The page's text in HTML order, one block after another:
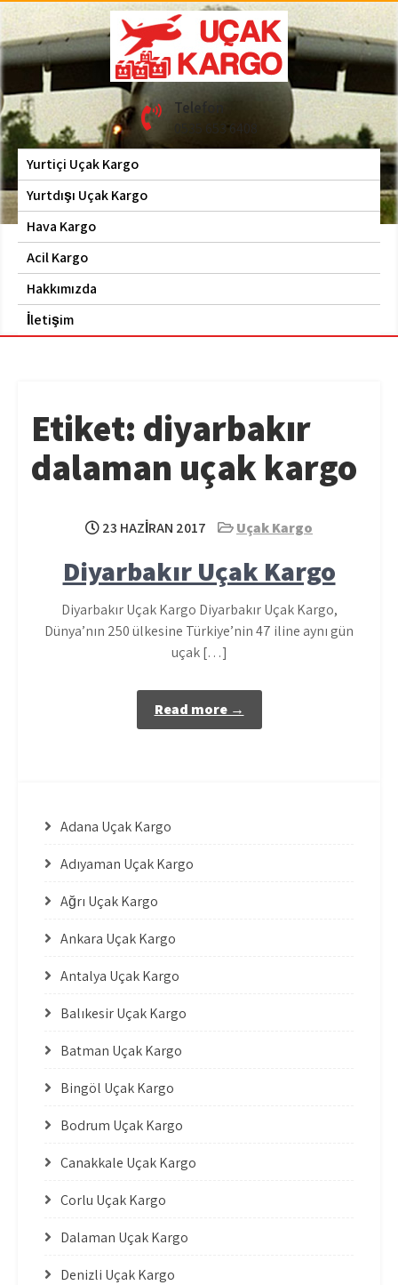
Skip
to
content
Hava Kargo | Acil Kargo
| 0535 653 6408
Uçak Kargo Telefon
0535 653 6408
Yurtiçi Uçak Kargo
Yurtdışı Uçak Kargo
Hava Kargo
Acil Kargo
Hakkımızda
İletişim
Etiket: diyarbakır
dalaman uçak kargo
23 HAZIRAN 2017 Uçak Kargo
Diyarbakır Uçak Kargo
Diyarbakır Uçak Kargo Diyarbakır Uçak Kargo,
Dünya’nın 250 ülkesine Türkiye’nin 47 iline aynı gün
uçak […]
Read more →
Adana Uçak Kargo
Adıyaman Uçak Kargo
Ağrı Uçak Kargo
Ankara Uçak Kargo
Antalya Uçak Kargo
Balıkesir Uçak Kargo
Batman Uçak Kargo
Bingöl Uçak Kargo
Bodrum Uçak Kargo
Çanakkale Uçak Kargo
Çorlu Uçak Kargo
Dalaman Uçak Kargo
Denizli Uçak Kargo